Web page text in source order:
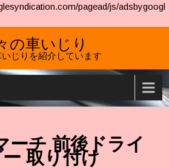
pagead/js/adsbygoogl
の車いじり
いじりを紹介しています
ーチ 前後ドライ
取り付け